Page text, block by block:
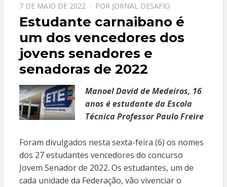
PPOSTADO
EM
7 DE MAIO DE 2022 POR JORNAL DESAFIO
Estudante carnaibano é
um dos vencedores dos
jovens senadores e
senadoras de 2022
Manoel David de Medeiros, 16
anos é estudante da Escola
Técnica Professor Paulo Freire
Foram divulgados nesta sexta-feira (6) os nomes
dos 27 estudantes vencedores do concurso
Jovem Senador de 2022. Os estudantes, um de
cada unidade da Federação, vão vivenciar o